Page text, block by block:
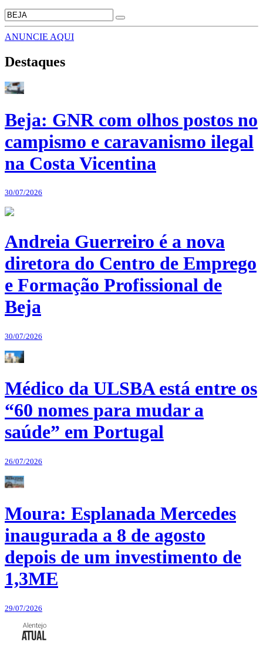
ANUNCIE AQUI
Destaques
Beja: GNR com olhos postos no
campismo e caravanismo ilegal
na Costa Vicentina
30/07/2026
Andreia Guerreiro é a nova
diretora do Centro de Emprego
e Formação Profissional de
Beja
30/07/2026
Médico da ULSBA está entre os
“60 nomes para mudar a
saúde” em Portugal
26/07/2026
Moura: Esplanada Mercedes
inaugurada a 8 de agosto
depois de um investimento de
1,3ME
29/07/2026